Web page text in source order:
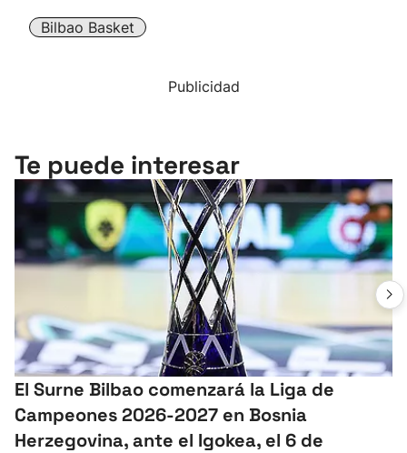
Bilbao Basket
Publicidad
Te puede interesar
El Surne Bilbao comenzará la Liga de
Campeones 2026-2027 en Bosnia
Herzegovina, ante el Igokea, el 6 de